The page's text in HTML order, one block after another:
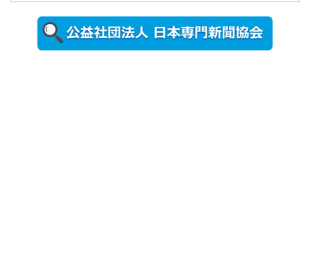
2026年8月5日
更新
農工大で大